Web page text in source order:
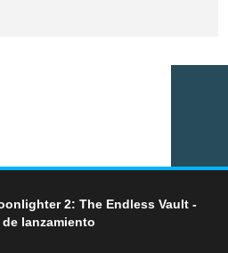
2: The Endless Vault -
de lanzamiento